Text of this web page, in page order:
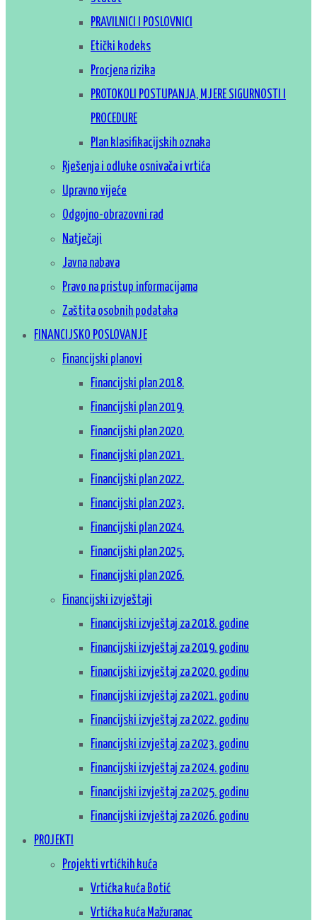
PRAVILNICI I POSLOVNICI
Etički kodeks
Procjena rizika
PROTOKOLI POSTUPANJA, MJERE SIGURNOSTI I
PROCEDURE
Plan klasifikacijskih oznaka
Rješenja i odluke osnivača i vrtića
Upravno vijeće
Odgojno-obrazovni rad
Natječaji
Javna nabava
Pravo na pristup informacijama
Zaštita osobnih podataka
FINANCIJSKO POSLOVANJE
Financijski planovi
Financijski plan 2018.
Financijski plan 2019.
Financijski plan 2020.
Financijski plan 2021.
Financijski plan 2022.
Financijski plan 2023.
Financijski plan 2024.
Financijski plan 2025.
Financijski plan 2026.
Financijski izvještaji
Financijski izvještaj za 2018. godine
Financijski izvještaj za 2019. godinu
Financijski izvještaj za 2020. godinu
Financijski izvještaj za 2021. godinu
Financijski izvještaj za 2022. godinu
Financijski izvještaj za 2023. godinu
Financijski izvještaj za 2024. godinu
Financijski izvještaj za 2025. godinu
Financijski izvještaj za 2026. godinu
PROJEKTI
Projekti vrtićkih kuća
Vrtićka kuća Botić
Vrtićka kuća Mažuranac